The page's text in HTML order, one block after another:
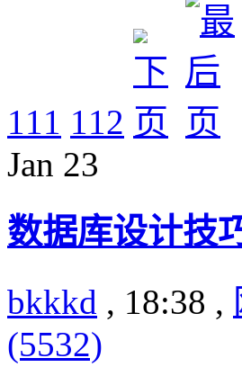
111 112
Jan 23
数据库设计技
bkkkd , 18:38 ,
(5532)